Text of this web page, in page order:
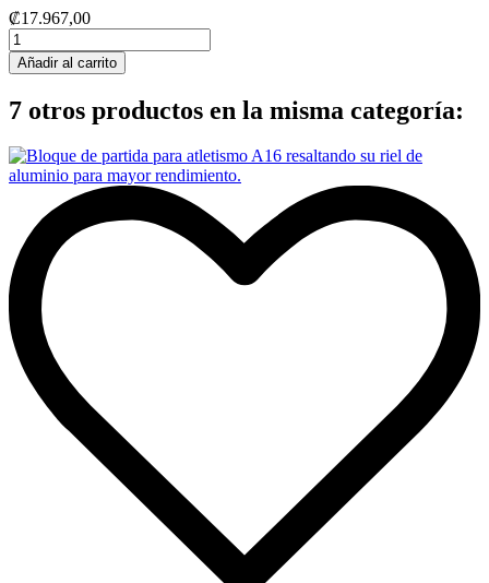
₡17.967,00
Añadir al carrito
7 otros productos en la misma categoría: